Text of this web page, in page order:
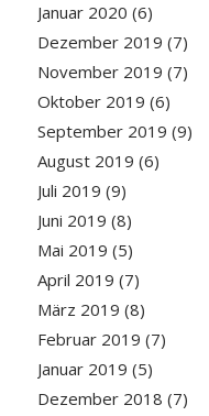
Januar 2020 (6)
Dezember 2019 (7)
November 2019 (7)
Oktober 2019 (6)
September 2019 (9)
August 2019 (6)
Juli 2019 (9)
Juni 2019 (8)
Mai 2019 (5)
April 2019 (7)
März 2019 (8)
Februar 2019 (7)
Januar 2019 (5)
Dezember 2018 (7)